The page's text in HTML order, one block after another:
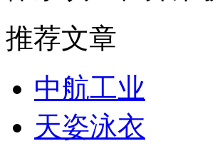
推荐文章
中航工业
天姿泳衣